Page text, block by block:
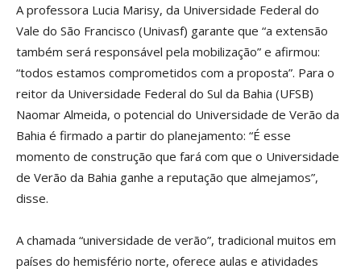
A professora Lucia Marisy, da Universidade Federal do
Vale do São Francisco (Univasf) garante que “a extensão
também será responsável pela mobilização” e afirmou:
“todos estamos comprometidos com a proposta”. Para o
reitor da Universidade Federal do Sul da Bahia (UFSB)
Naomar Almeida, o potencial do Universidade de Verão da
Bahia é firmado a partir do planejamento: “É esse
momento de construção que fará com que o Universidade
de Verão da Bahia ganhe a reputação que almejamos”,
disse.
A chamada “universidade de verão”, tradicional muitos em
países do hemisfério norte, oferece aulas e atividades